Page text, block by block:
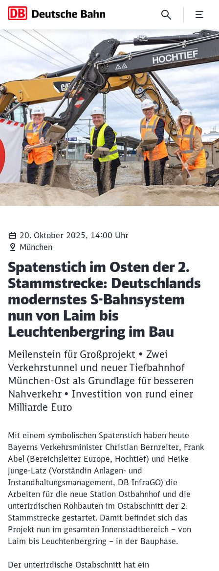
Spatenstich im Osten der 2.
20. Oktober 2025, 14:00 Uhr
München
Artikel:
Spatenstich im Osten der 2.
Stammstrecke: Deutschlands
modernstes S-Bahnsystem
nun von Laim bis
Leuchtenbergring im Bau
Meilenstein für Großprojekt • Zwei
Verkehrstunnel und neuer Tiefbahnhof
München-Ost als Grundlage für besseren
Nahverkehr • Investition von rund einer
Milliarde Euro
Mit einem symbolischen Spatenstich haben heute
Bayerns Verkehrsminister Christian Bernreiter, Frank
Abel (Bereichsleiter Europe, Hochtief) und Heike
Junge-Latz (Vorständin Anlagen- und
Instandhaltungsmanagement, DB InfraGO) die
Arbeiten für die neue Station Ostbahnhof und die
unterirdischen Rohbauten im Ostabschnitt der 2.
Stammstrecke gestartet. Damit befindet sich das
Projekt nun im gesamten Innenstadtbereich – von
Laim bis Leuchtenbergring – in der Bauphase.
Der unterirdische Ostabschnitt hat ein